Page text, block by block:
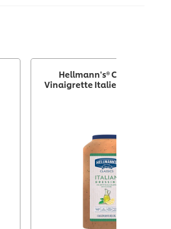
Hellmann's® Classiques
Vinaigrette Italienne 2 x 3.78 L